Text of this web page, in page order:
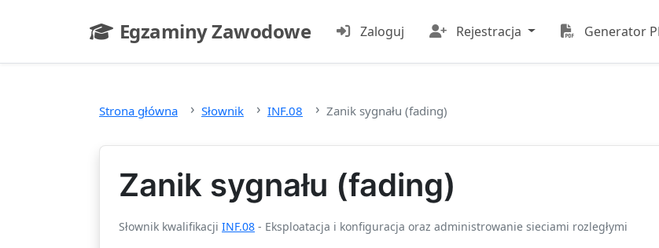
Egzaminy Zawodowe
- strona główna
Zaloguj Rejestracja Generator
Strona główna Słownik INF.08 Zanik sygnału (fading)
Zanik sygnału (fading)
Słownik kwalifikacji INF.08 - Eksploatacja i konfiguracja oraz administrowanie sieciami rozległymi